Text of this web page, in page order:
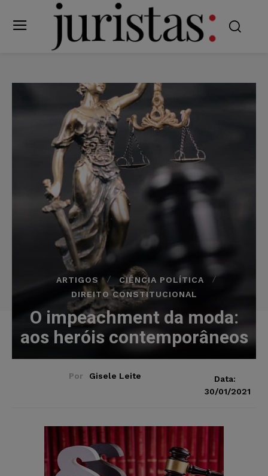
ARTIGOS
CIÊNCIA POLÍTICA
DIREITO CONSTITUCIONAL
O impeachment da moda:
aos heróis contemporâneos
Por Gisele Leite
Data:
30/01/2021